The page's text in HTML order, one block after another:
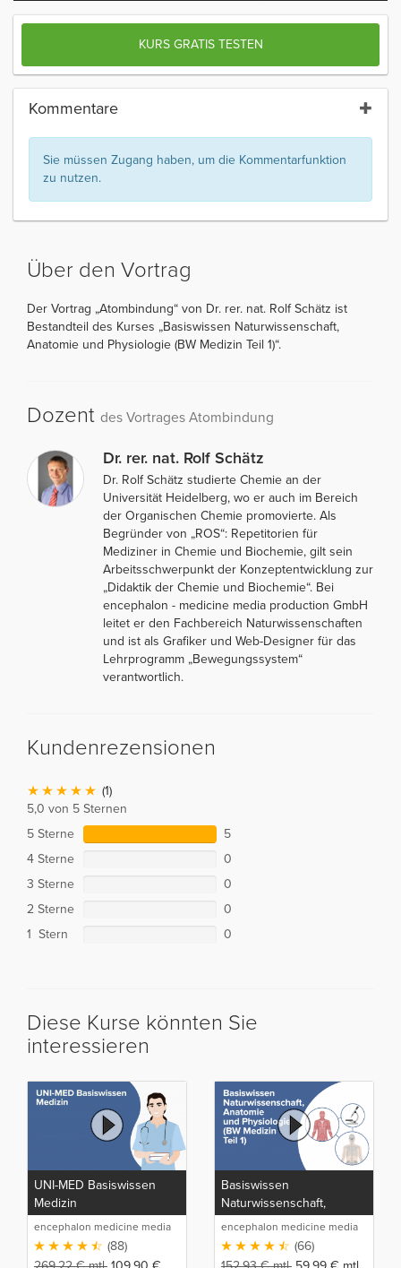
KURS GRATIS TESTEN
Kommentare
Sie müssen Zugang haben, um die Kommentarfunktion
zu nutzen.
Über den Vortrag
Der Vortrag „Atombindung“ von Dr. rer. nat. Rolf Schätz ist
Bestandteil des Kurses „Basiswissen Naturwissenschaft,
Anatomie und Physiologie (BW Medizin Teil 1)“.
Dozent des Vortrages Atombindung
Dr. rer. nat. Rolf Schätz
Dr. Rolf Schätz studierte Chemie an der
Universität Heidelberg, wo er auch im Bereich
der Organischen Chemie promovierte. Als
Begründer von „ROS“: Repetitorien für
Mediziner in Chemie und Biochemie, gilt sein
Arbeitsschwerpunkt der Konzeptentwicklung zur
„Didaktik der Chemie und Biochemie“. Bei
encephalon - medicine media production GmbH
leitet er den Fachbereich Naturwissenschaften
und ist als Grafiker und Web-Designer für das
Lehrprogramm „Bewegungssystem“
verantwortlich.
Kundenrezensionen
(1)
5,0 von 5 Sternen
5 Sterne
5
4 Sterne
0
3 Sterne
0
2 Sterne
0
1 Stern
0
Diese Kurse könnten Sie
interessieren
UNI-MED Basiswissen
Medizin
encephalon medicine media
production GmbH(88)
Basiswissen
Naturwissenschaft,
Anatomie und Physiologie
(BW Medizin Teil 1)
encephalon medicine media
production GmbH(66)